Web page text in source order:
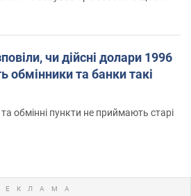
чи дійсні долари 1996
обмінники та банки такі
обмінні пункти не приймають старі